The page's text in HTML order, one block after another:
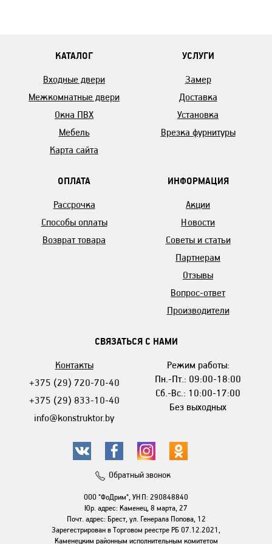
КАТАЛОГ
Входные двери
Межкомнатные двери
Окна ПВХ
Мебель
Карта сайта
УСЛУГИ
Замер
Доставка
Установка
Врезка фурнитуры
ОПЛАТА
Рассрочка
Способы оплаты
Возврат товара
ИНФОРМАЦИЯ
Акции
Новости
Советы и статьи
Партнерам
Отзывы
Вопрос-ответ
Производители
СВЯЗАТЬСЯ С НАМИ
Контакты
+375 (29) 720-70-40
+375 (29) 833-10-40
info@konstruktor.by
Режим работы:
Пн.-Пт.: 09:00-18:00
Сб.-Вс.: 10:00-17:00
Без выходных
Обратный звонок
ООО "ФоДрим", УНП: 290848840
Юр. адрес: Каменец, 8 марта, 27
Почт. адрес: Брест, ул. Генерала Попова, 12
Зарегестрирован в Торговом реестре РБ 07.12.2021,
Каменецким районным исполнительным комитетом